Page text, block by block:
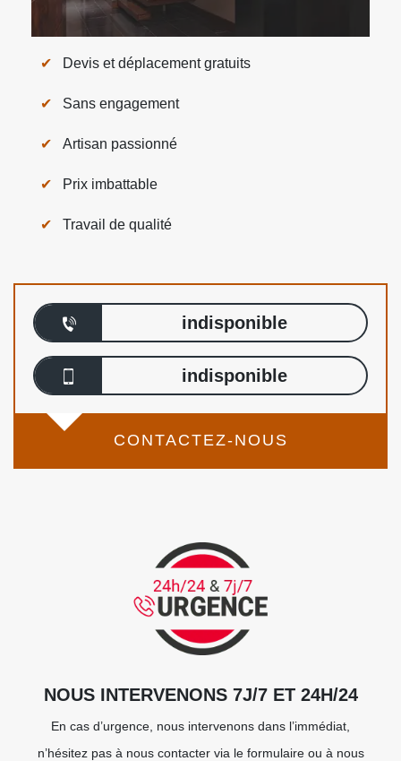
Devis et déplacement gratuits
Sans engagement
Artisan passionné
Prix imbattable
Travail de qualité
indisponible
indisponible
CONTACTEZ-NOUS
NOUS INTERVENONS 7J/7 ET 24H/24
En cas d’urgence, nous intervenons dans l’immédiat,
n’hésitez pas à nous contacter via le formulaire ou à nous